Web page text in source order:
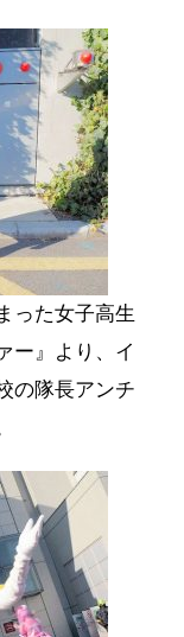
った女子高生
ー』より、イ
の隊長アンチ